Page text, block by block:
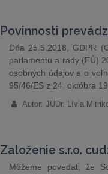
Povinnosti
Dňa 25.5.2018, GDPR
parlamentu a rady (EÚ)
osobných údajov a o
95/46/ES z 24. októbra
Autor: JUDr. Lívia
Založenie s.r.o.
Môžeme povedať, že